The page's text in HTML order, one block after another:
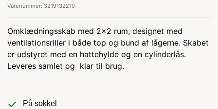
Varenummer: 3219132210
Omklædningsskab med 2x2 rum, designet med
ventilationsriller i både top og bund af lågerne. Skabet
er udstyret med en hattehylde og en cylinderlås.
Leveres samlet og klar til brug.
På sokkel